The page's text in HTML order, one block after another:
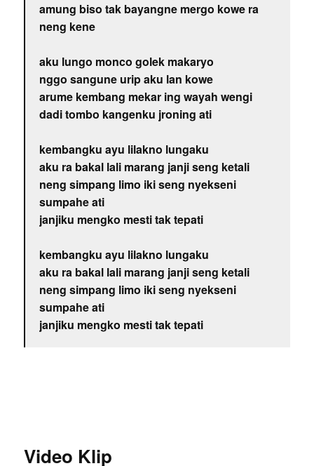
amung biso tak bayangne mergo kowe ra
neng kene
aku lungo monco golek makaryo
nggo sangune urip aku lan kowe
arume kembang mekar ing wayah wengi
dadi tombo kangenku jroning ati
kembangku ayu lilakno lungaku
aku ra bakal lali marang janji seng ketali
neng simpang limo iki seng nyekseni
sumpahe ati
janjiku mengko mesti tak tepati
kembangku ayu lilakno lungaku
aku ra bakal lali marang janji seng ketali
neng simpang limo iki seng nyekseni
sumpahe ati
janjiku mengko mesti tak tepati
Video Klip